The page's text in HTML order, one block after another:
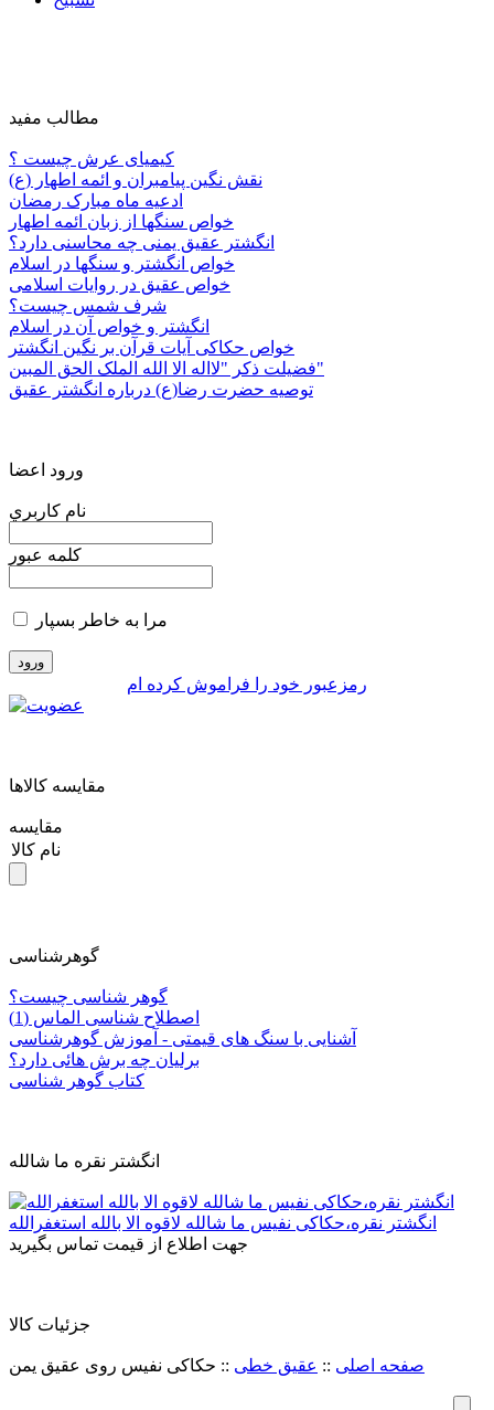
مطالب مفید
کیمیای عرش چیست ؟
نقش نگین پیامبران و ائمه اطهار (ع)
ادعیه ماه مبارک رمضان
خواص سنگها از زبان ائمه اطهار
انگشتر عقیق یمنی چه محاسنی دارد؟
خواص انگشتر و سنگها در اسلام
خواص عقیق در روایات اسلامی
شرف شمس چیست؟
انگشتر و خواص آن در اسلام
خواص حکاکی آیات قرآن بر نگین انگشتر
فضیلت ذکر "لااله الا الله الملک الحق المبین"
توصیه حضرت رضا(ع) درباره انگشتر عقیق
ورود اعضا
نام کاربري
کلمه عبور
مرا به خاطر بسپار
رمزعبور خود را فراموش کرده ام
مقايسه کالاها
مقایسه
نام کالا
گوهرشناسی
گوهر شناسی چیست؟
اصطلاح شناسی الماس (1)
آشنایی با سنگ های قیمتی - آموزش گوهرشناسی
برلیان چه برش هائی دارد؟
کتاب گوهر شناسی
انگشتر نقره ما شالله
انگشتر نقره،حکاکی نفیس ما شالله لاقوه الا بالله استغفرالله
جهت اطلاع از قیمت تماس بگیرید
جزئيات کالا
صفحه اصلی :: عقیق خطی :: حکاکی نفیس روی عقیق یمن